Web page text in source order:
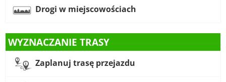
Drogi w miejscowościach
WYZNACZANIE TRASY
Zaplanuj trasę przejazdu